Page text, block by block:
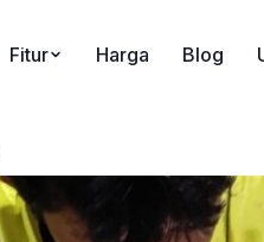
Fitur Harga Blog